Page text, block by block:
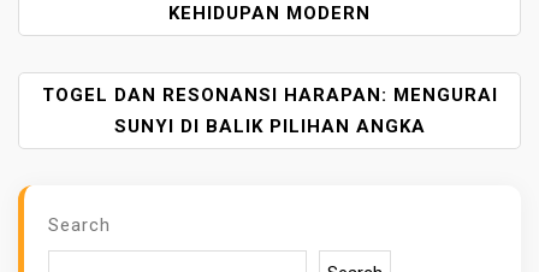
T
N
A
I
G
KEHIDUPAN MODERN
TOGEL DAN RESONANSI HARAPAN: MENGURAI
SUNYI DI BALIK PILIHAN ANGKA
Search